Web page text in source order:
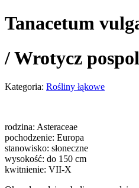
Tanacetum
/Wrotycz
Kategoria: Rośliny łąkowe
rodzina: Asteraceae
pochodzenie: Europa
stanowisko: słoneczne
wysokość: do 150 cm
kwitnienie: VII-X